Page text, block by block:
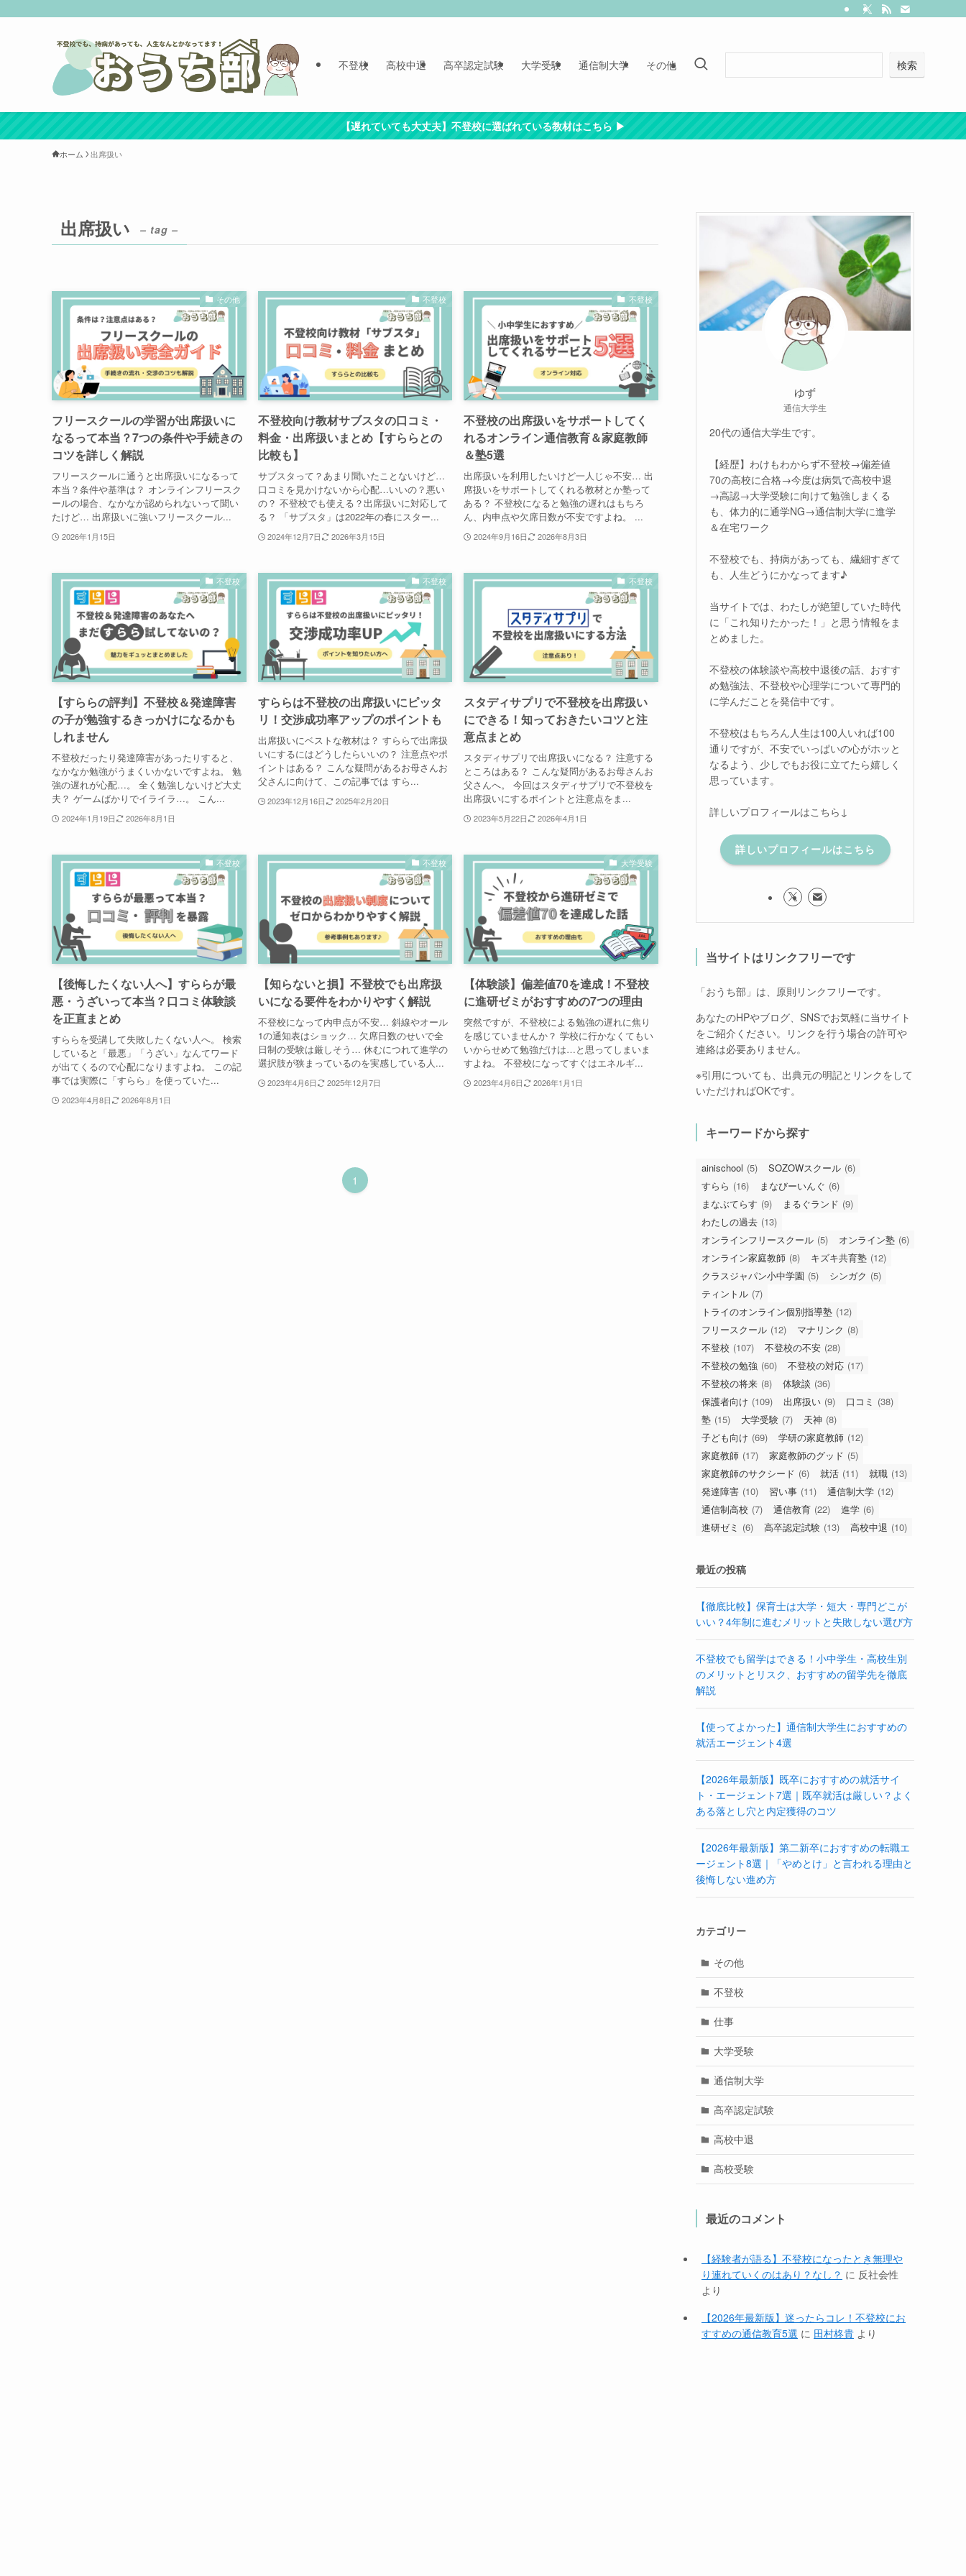
不登校 高校中退 高卒認定試験 大学受験 通信制大学 その他 検索
【遅れていても大丈夫】不登校に選ばれている教材はこちら ▶︎
ホーム 出席扱い
出席扱い – tag –
その他
フリースクールの学習が出席扱いに
なるって本当？7つの条件や手続きの
コツを詳しく解説
フリースクールに通うと出席扱いになるって
本当？条件や基準は？ オンラインフリースク
ールの場合、なかなか認められないって聞い
たけど… 出席扱いに強いフリースクール...
2026年1月15日
不登校
不登校向け教材サブスタの口コミ・
料金・出席扱いまとめ【すららとの
比較も】
サブスタって？あまり聞いたことないけど…
口コミを見かけないから心配…いいの？悪い
の？ 不登校でも使える？出席扱いに対応して
る？ 「サブスタ」は2022年の春にスター...
2024年12月7日 2026年3月15日
不登校
不登校の出席扱いをサポートしてく
れるオンライン通信教育＆家庭教師
＆塾5選
出席扱いを利用したいけど一人じゃ不安… 出
席扱いをサポートしてくれる教材とか塾って
ある？ 不登校になると勉強の遅れはもちろ
ん、内申点や欠席日数が不安ですよね。 ...
2024年9月16日 2026年8月3日
不登校
【すららの評判】不登校＆発達障害
の子が勉強するきっかけになるかも
しれません
不登校だったり発達障害があったりすると、
なかなか勉強がうまくいかないですよね。 勉
強の遅れが心配…。 全く勉強しないけど大丈
夫？ ゲームばかりでイライラ…。 こん...
2024年1月19日 2026年8月1日
不登校
すららは不登校の出席扱いにピッタ
リ！交渉成功率アップのポイントも
出席扱いにベストな教材は？ すららで出席扱
いにするにはどうしたらいいの？ 注意点やポ
イントはある？ こんな疑問があるお母さんお
父さんに向けて、この記事では すら...
2023年12月16日 2025年2月20日
不登校
スタディサプリで不登校を出席扱い
にできる！知っておきたいコツと注
意点まとめ
スタディサプリで出席扱いになる？ 注意する
ところはある？ こんな疑問があるお母さんお
父さんへ。 今回はスタディサプリで不登校を
出席扱いにするポイントと注意点をま...
2023年5月22日 2026年4月1日
不登校
【後悔したくない人へ】すららが最
悪・うざいって本当？口コミ体験談
を正直まとめ
すららを受講して失敗したくない人へ。 検索
していると「最悪」「うざい」なんてワード
が出てくるので心配になりますよね。 この記
事では実際に「すらら」を使っていた...
2023年4月8日 2026年8月1日
不登校
【知らないと損】不登校でも出席扱
いになる要件をわかりやすく解説
不登校になって内申点が不安… 斜線やオール
1の通知表はショック… 欠席日数のせいで全
日制の受験は厳しそう… 休むにつれて進学の
選択肢が狭まっているのを実感している人...
2023年4月6日 2025年12月7日
大学受験
【体験談】偏差値70を達成！不登校
に進研ゼミがおすすめの7つの理由
突然ですが、不登校による勉強の遅れに焦り
を感じていませんか？ 学校に行かなくてもい
いからせめて勉強だけは…と思ってしまいま
すよね。 不登校になってすぐはエネルギ...
2023年4月6日 2026年1月1日
1
ゆず
通信大学生
20代の通信大学生です。
【経歴】わけもわからず不登校→偏差値
70の高校に合格→今度は病気で高校中退
→高認→大学受験に向けて勉強しまくる
も、体力的に通学NG→通信制大学に進学
＆在宅ワーク
不登校でも、持病があっても、繊細すぎて
も、人生どうにかなってます♪
当サイトでは、わたしが絶望していた時代
に「これ知りたかった！」と思う情報をま
とめました。
不登校の体験談や高校中退後の話、おすす
め勉強法、不登校や心理学について専門的
に学んだことを発信中です。
不登校はもちろん人生は100人いれば100
通りですが、不安でいっぱいの心がホッと
なるよう、少しでもお役に立てたら嬉しく
思っています。
詳しいプロフィールはこちら↓
詳しいプロフィールはこちら
当サイトはリンクフリーです
「おうち部」は、原則リンクフリーです。
あなたのHPやブログ、SNSでお気軽に当サイト
をご紹介ください。リンクを行う場合の許可や
連絡は必要ありません。
※引用についても、出典元の明記とリンクをして
いただければOKです。
キーワードから探す
ainischool (5) SOZOWスクール (6)
すらら (16) まなびーいんぐ (6)
まなぶてらす (9) まるぐランド (9)
わたしの過去 (13)
オンラインフリースクール (5) オンライン塾 (6)
オンライン家庭教師 (8) キズキ共育塾 (12)
クラスジャパン小中学園 (5) シンガク (5)
ティントル (7)
トライのオンライン個別指導塾 (12)
フリースクール (12) マナリンク (8)
不登校 (107) 不登校の不安 (28)
不登校の勉強 (60) 不登校の対応 (17)
不登校の将来 (8) 体験談 (36)
保護者向け (109) 出席扱い (9) 口コミ (38)
塾 (15) 大学受験 (7) 天神 (8)
子ども向け (69) 学研の家庭教師 (12)
家庭教師 (17) 家庭教師のグッド (5)
家庭教師のサクシード (6) 就活 (11) 就職 (13)
発達障害 (10) 習い事 (11) 通信制大学 (12)
通信制高校 (7) 通信教育 (22) 進学 (6)
進研ゼミ (6) 高卒認定試験 (13) 高校中退 (10)
最近の投稿
【徹底比較】保育士は大学・短大・専門どこが
いい？4年制に進むメリットと失敗しない選び方
不登校でも留学はできる！小中学生・高校生別
のメリットとリスク、おすすめの留学先を徹底
解説
【使ってよかった】通信制大学生におすすめの
就活エージェント4選
【2026年最新版】既卒におすすめの就活サイ
ト・エージェント7選｜既卒就活は厳しい？よく
ある落とし穴と内定獲得のコツ
【2026年最新版】第二新卒におすすめの転職エ
ージェント8選｜「やめとけ」と言われる理由と
後悔しない進め方
カテゴリー
その他
不登校
仕事
大学受験
通信制大学
高卒認定試験
高校中退
高校受験
最近のコメント
【経験者が語る】不登校になったとき無理や
り連れていくのはあり？なし？ に 反社会性
より
【2026年最新版】迷ったらコレ！不登校にお
すすめの通信教育5選 に 田村柊貴 より